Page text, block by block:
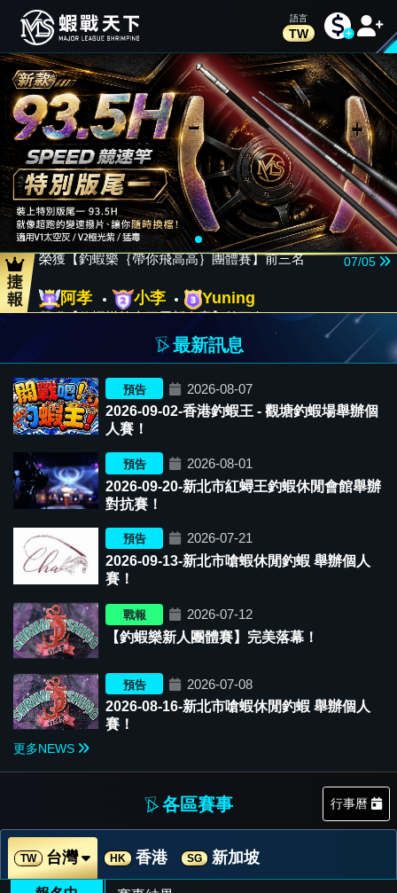
TW
ㄚ駿 阿嘎 小益
05/31
榮獲【釣蝦樂二王一后團體賽】前三名
郭昭江
♡KIKI
♡
蔡鴻其
07/12
榮獲【釣蝦樂新人團體賽】前三名
蔡蔡 李宜蒨 阿綱
07/05
榮獲【釣蝦樂｛帶你飛高高｝團體賽】前三名
榮獲【釣蝦樂第十三屆新人賽】前三名
劉冠宏 謝兆權
06/21
榮獲【▲第三屆-MLS國際釣蝦競技邀請賽-四人團體▲】前三名
小益 徐子凡 雅各
06/21
榮獲【▲第三屆-MLS國際釣蝦競技邀請賽-雙人團體▲】前三名
阿嘎
榮獲【釣蝦樂二王一后團體賽】前三名
郭昭江
♡KIKI
♡
榮獲【釣蝦樂新人團體賽】前三名
最新訊息
預告
2026-08-07
2026-09-02-香港釣蝦王 - 觀塘釣蝦場舉辦個
人賽！
預告
2026-08-01
2026-09-20-新北市紅蟳王釣蝦休閒會館舉辦
對抗賽！
預告
2026-07-21
2026-09-13-新北市嗆蝦休閒釣蝦 舉辦個人
賽！
戰報
2026-07-12
【釣蝦樂新人團體賽】完美落幕！
預告
2026-07-08
2026-08-16-新北市嗆蝦休閒釣蝦 舉辦個人
賽！
更多NEWS
行事曆
各區賽事
TW 台灣 HK 香港 SG 新加坡